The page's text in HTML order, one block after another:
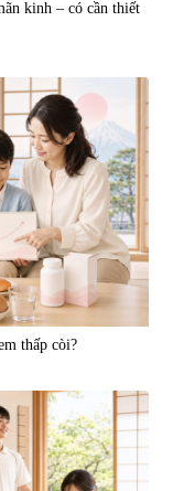
cường miễn dịch
Fukujyusen 180
|32.160
đ
hỗ trợ điều trị ung thư
Kanehide Bio
- 150 viên
790.621
kinh – có cần thiết
thấp còi?